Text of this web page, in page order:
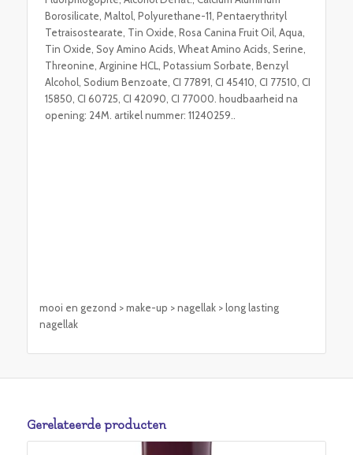
Borosilicate, Maltol, Polyurethane-11, Pentaerythrityl
Tetraisostearate, Tin Oxide, Rosa Canina Fruit Oil, Aqua,
Tin Oxide, Soy Amino Acids, Wheat Amino Acids, Serine,
Threonine, Arginine HCL, Potassium Sorbate, Benzyl
Alcohol, Sodium Benzoate, CI 77891, CI 45410, CI 77510, CI
15850, CI 60725, CI 42090, CI 77000. houdbaarheid na
opening: 24M. artikel nummer: 11240259..
mooi en gezond > make-up > nagellak > long lasting
nagellak
Gerelateerde producten